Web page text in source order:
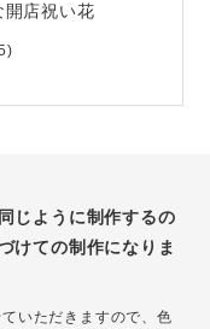
開店祝い花
じように制作するの
けての制作になりま
いただきますので、色